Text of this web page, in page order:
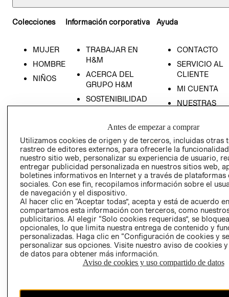
Colecciones
MUJER
HOMBRE
NIÑOS
Información corporativa
TRABAJAR EN
H&M
ACERCA DEL
GRUPO H&M
SOSTENIBILIDAD
RELACIÓN CON
INVERSONISTAS
POLÍTICA
EMPRESARIAL
Ayuda
CONTACTO
SERVICIO AL
CLIENTE
MI CUENTA
NUESTRAS
TÉRMINOS Y
CONDICIONES
AVISO DE
PRIVACIDAD
GIFT CARD
COOKIES
LIBRO DE
Antes de empezar a comprar
Utilizamos cookies de origen y de terceros, incluidas otras
rastreo de editores externos, para ofrecerle la
nuestro sitio web, personalizar su experiencia de usuario,
entregar publicidad personalizada en nuestros sitios web,
boletines informativos en Internet y a través de plataformas
sociales. Con ese fin, recopilamos información sobre el
de navegación y el dispositivo.
Al hacer clic en “Aceptar todas”, acepta y está de acuerdo
compartamos esta información con terceros, como
publicitarios. Al elegir “Solo cookies requeridas”, se
opcionales, lo que limita nuestra entrega de contenido y
personalizadas. Haga clic en “Configuración de cookies y
personalizar sus opciones. Visite nuestro aviso de cookies
de datos para obtener más información.
Aviso de cookies y uso compartido de datos